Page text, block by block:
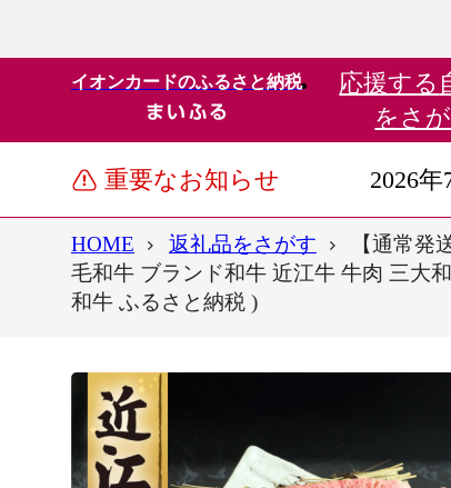
イオンカードのふるさと納税 応援する
をさ
重要なお知らせ 2026年
HOME 返礼品をさがす
【通常
毛和牛 ブランド和牛 近江牛 牛肉 三大
和牛 ふるさと納税 )